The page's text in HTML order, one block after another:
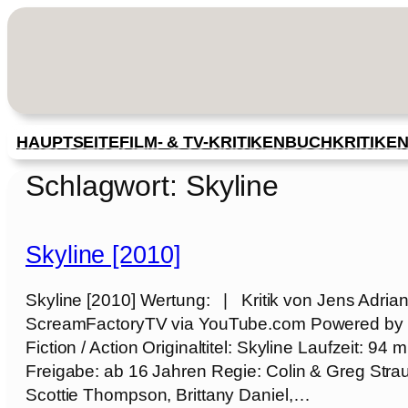
Zum
HAUPTSEITEFILM- & TV-KRITIKENBUCHKRITIKEN
Schlagwort: Skyline
Skyline [2010]
Skyline [2010] Wertung: | Kritik von Jens
ScreamFactoryTV via YouTube.com Powered
Fiction / Action Originaltitel: Skyline Laufzeit: 94
Freigabe: ab 16 Jahren Regie: Colin & Greg
Scottie Thompson, Brittany Daniel,…